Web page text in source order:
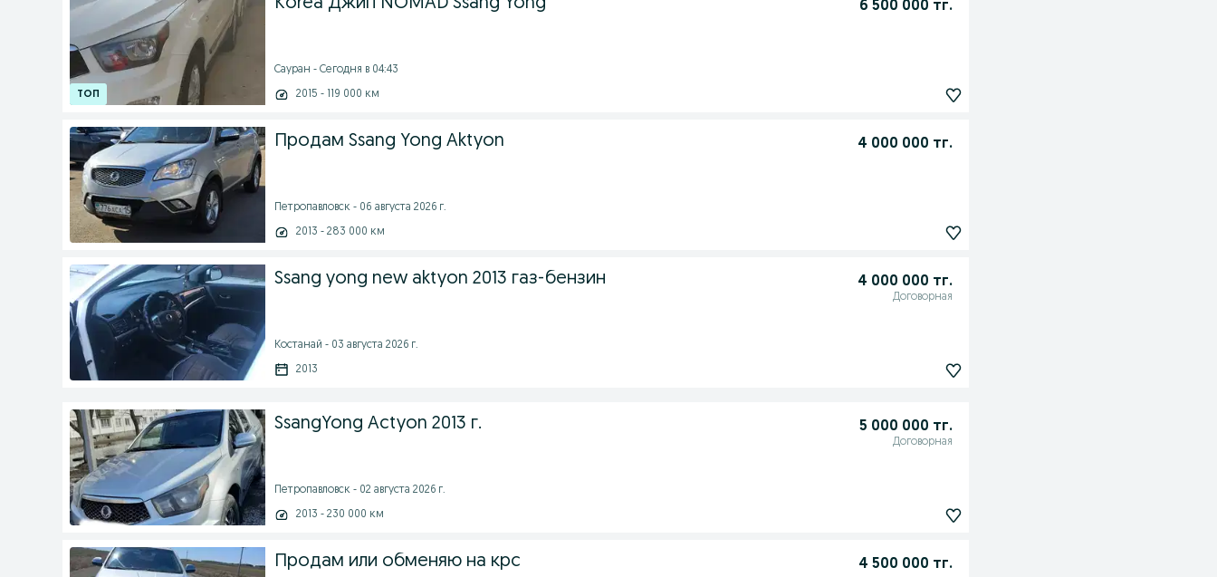
Korea Джип NOMAD Ssang Yong 6 500 000 тг.
Сауран - Сегодня в 04:43
2015 - 119 000 км
Продам Ssang Yong Aktyon 4 000 000 тг.
Петропавловск - 06 августа 2026 г.
2013 - 283 000 км
Ssang yong new aktyon 2013 газ-бензин 4 000 000 тг.
Договорная
Костанай - 03 августа 2026 г.
2013
SsangYong Actyon 2013 г. 5 000 000 тг.
Договорная
Петропавловск - 02 августа 2026 г.
2013 - 230 000 км
Продам или обменяю на крс 4 500 000 тг.